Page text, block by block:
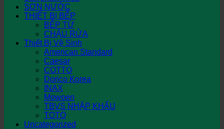
SƠN NƯỚC
THIẾT BỊ BẾP
BẾP TỪ
CHẬU RỬA
Thiết Bị Vệ Sinh
American Standard
Caesar
COTTO
Dorico Korea
INAX
Mowoen
TBVS NHẬP KHẨU
TOTO
Uncategorized